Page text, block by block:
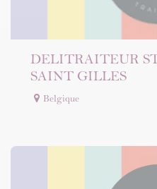
DELITRAITEUR
SAINT GILLES
Belgique